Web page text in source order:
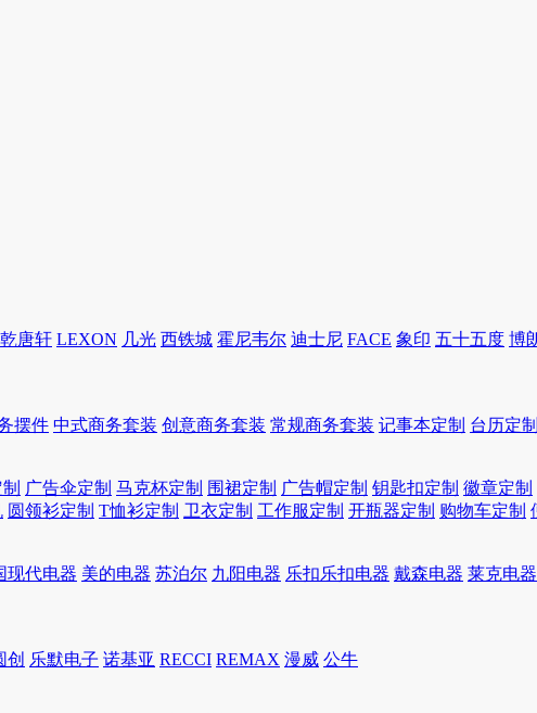
乾唐轩 LEXON 几光 西铁城 霍尼韦尔 迪士尼 FACE 象印 五十五度 博
摆件 中式商务套装 创意商务套装 常规商务套装 记事本定制 台历定
广告伞定制 马克杯定制 围裙定制 广告帽定制 钥匙扣定制 徽章定制
圆领衫定制 T恤衫定制 卫衣定制 工作服定制 开瓶器定制 购物车定制
现代电器 美的电器 苏泊尔 九阳电器 乐扣乐扣电器 戴森电器 莱克电器
创 乐默电子 诺基亚 RECCI REMAX 漫威 公牛